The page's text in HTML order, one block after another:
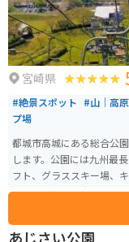
宮崎県
#絶景スポット #山｜高原
プ場
都城市高城にある総合公
します。公園には九州最
フト、グラススキー場、
り、子どもから大人まで1日楽しむこ
咲き乱れる桜の名所とし
は温泉施設「観音さくら
あじさい公園